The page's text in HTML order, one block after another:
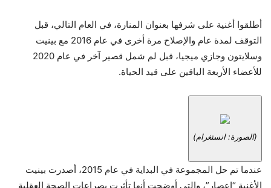
أطلقوا أغنية على شرفها بعنوان المنارة، في العام التالي، قبل
التوقف لمدة عام والإصلاح مرة أخرى في عام 2016 مع بينيت
وسلايتون وجازي ميجيا، قبل لم شمل قصير آخر في عام 2020
للأعضاء الأربعة الباقين على قيد الحياة.
(الصورة: انستغرام)
عندما تم حل المجموعة في البداية في عام 2015، أصدرت بينيت
الأغنية “إعصار”، والتي أوضحت أنها تأثرت بصراعات الصحة العقلية